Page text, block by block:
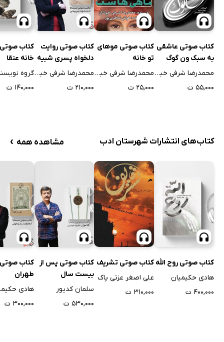
کتاب صوتی عاشقی
به سبک ون گوگ
محمدرضا شرفی خبوشان
۵۵,۰۰۰ ت
کتاب صوتی موهای
تو خانه
ماهی‌هاست
محمدرضا شرفی خبوشان
۲۵,۰۰۰ ت
کتاب صوتی روایت
دلخواه پسری شبیه
سمیر
محمدرضا شرفی خبوشان
۲۱۰,۰۰۰ ت
کتاب
خانه عنقا
گروه
۱۴۰,۰۰۰ ت
کتاب‌های انتشارات شهرستان ادب مشاهده همه ›
کتاب صوتی روح الله
هادی حکیمیان
۴۰۰,۰۰۰ ت
کتاب صوتی تشریف
علی اصغر عزتی پاک
۳۱۰,۰۰۰ ت
کتاب صوتی پس از
بیست سال
سلمان کدیور
۵۳۰,۰۰۰ ت
کتاب
طهران
هادی
۳۰۰,۰۰۰ ت